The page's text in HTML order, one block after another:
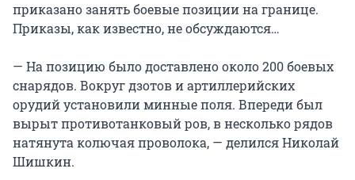
приказано занять боевые позиции на границе.
Приказы, как известно, не обсуждаются…
— На позицию было доставлено около 200 боевых
снарядов. Вокруг дзотов и артиллерийских
орудий установили минные поля. Впереди был
вырыт противотанковый ров, в несколько рядов
натянута колючая проволока, — делился Николай
Шишкин.